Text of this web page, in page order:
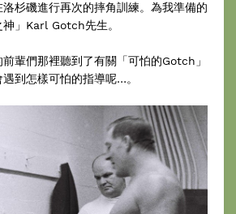
杉磯進行再次的摔角訓練。為我準備的
」Karl Gotch先生。
輩們那裡聽到了有關「可怕的Gotch」
到怎樣可怕的指導呢…。